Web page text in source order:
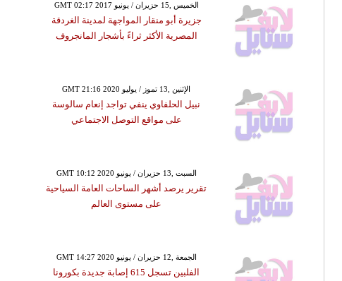
GMT 02:17 2017 الخميس ,15 حزيران / يونيو
جزيرة أبو منقار المواجهة لمدينة الغردقة
المصرية الأكثر ثراءً بأشجار المانجروف
GMT 21:16 2020 الإثنين ,13 تموز / يوليو
نبيل الحلفاوي ينفي تواجد إنعام سالوسة
على مواقع التوصل الاجتماعي
GMT 10:12 2020 السبت ,13 حزيران / يونيو
تقرير يرصد أشهر الساحات العامة السياحية
على مستوى العالم
GMT 14:27 2020 الجمعة ,12 حزيران / يونيو
الفلبين تسجل 615 إصابة جديدة بكورونا